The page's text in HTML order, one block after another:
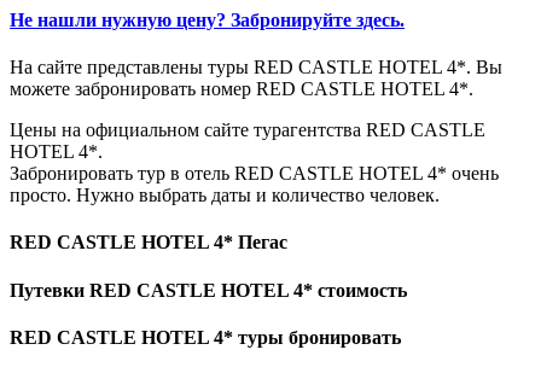
Не нашли нужную цену? Забронируйте здесь.
На сайте представлены туры RED CASTLE HOTEL 4*. Вы
можете забронировать номер RED CASTLE HOTEL 4*.
Цены на официальном сайте турагентства RED CASTLE
HOTEL 4*.
Забронировать тур в отель RED CASTLE HOTEL 4* очень
просто. Нужно выбрать даты и количество человек.
RED CASTLE HOTEL 4* Пегас
Путевки RED CASTLE HOTEL 4* стоимость
RED CASTLE HOTEL 4* туры бронировать